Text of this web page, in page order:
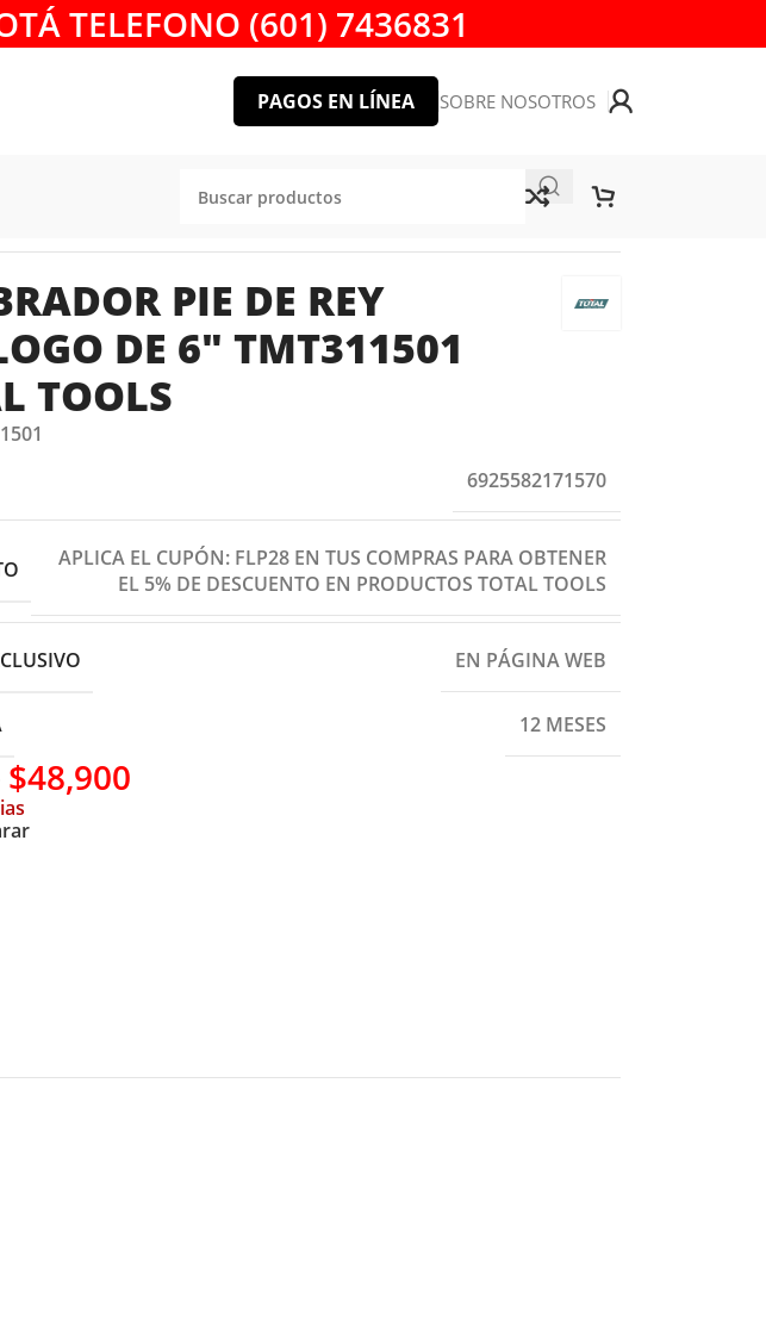
TELEFONO (601) 7436831
PAGOS EN LÍNEA SOBRE NOSOTROS
PIE DE REY
DE 6″ TMT311501
TOOLS
6925582171570
APLICA EL CUPÓN: FLP28 EN TUS COMPRAS PARA OBTENER
EL 5% DE DESCUENTO EN PRODUCTOS TOTAL TOOLS
EN PÁGINA WEB
12 MESES
$48,900